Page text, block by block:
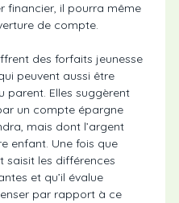
financier, il pourra même
de compte.
des forfaits jeunesse
peuvent aussi être
parent. Elles suggèrent
un compte épargne
mais dont l’argent
enfant. Une fois que
saisit les différences
et qu’il évalue
par rapport à ce